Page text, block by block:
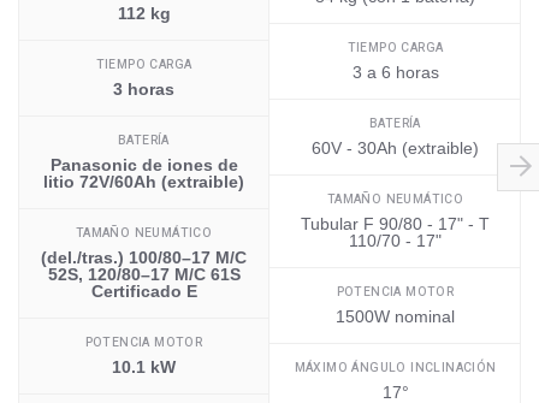
112 kg
TIEMPO CARGA
3 horas
BATERÍA
Panasonic de iones de
litio 72V/60Ah (extraible)
TAMAÑO NEUMÁTICO
(del./tras.) 100/80–17 M/C
52S, 120/80–17 M/C 61S
Certificado E
POTENCIA MOTOR
10.1 kW
TIEMPO CARGA
3 a 6 horas
BATERÍA
60V - 30Ah (extraible)
TAMAÑO NEUMÁTICO
Tubular F 90/80 - 17" - T
110/70 - 17"
POTENCIA MOTOR
1500W nominal
MÁXIMO ÁNGULO INCLINACIÓN
17°